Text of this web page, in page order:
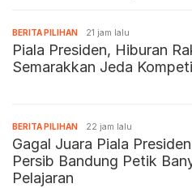
BERITA PILIHAN 21 jam lalu
Piala Presiden, Hiburan
Semarakkan Jeda
BERITA PILIHAN 22 jam lalu
Gagal Juara Piala
Persib Bandung Petik
Pelajaran